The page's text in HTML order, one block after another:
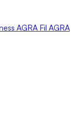
AGRA Fil AGRA